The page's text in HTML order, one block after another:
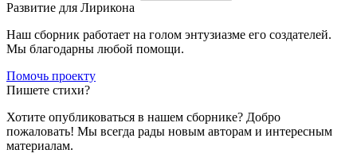
Развитие для Лирикона
Наш сборник работает на голом энтузиазме его создателей.
Мы благодарны любой помощи.
Помочь проекту
Пишете стихи?
Хотите опубликоваться в нашем сборнике? Добро
пожаловать! Мы всегда рады новым авторам и интересным
материалам.